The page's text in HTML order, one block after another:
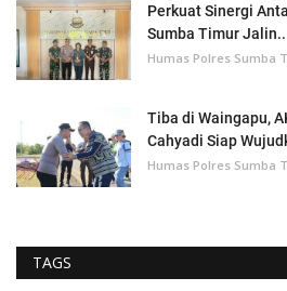
Perkuat Sinergi
Sumba Timur
Humas Polres Sumba
Tiba di Waingapu,
Cahyadi Siap
Humas Polres Sumba
TAGS